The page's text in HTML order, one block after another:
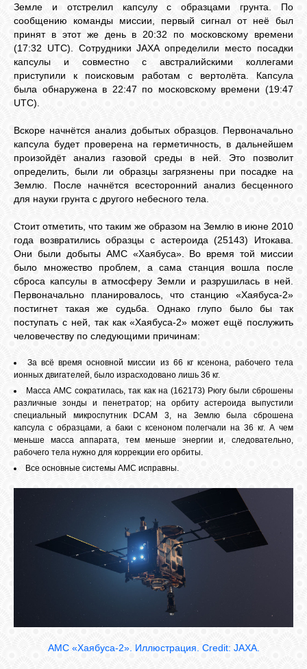
Земле и отстрелил капсулу с образцами грунта. По
сообщению команды миссии, первый сигнал от неё был
принят в этот же день в 20:32 по московскому времени
(17:32 UTC). Сотрудники JAXA определили место посадки
капсулы и совместно с австралийскими коллегами
приступили к поисковым работам с вертолёта. Капсула
была обнаружена в 22:47 по московскому времени (19:47
UTC).
Вскоре начнётся анализ добытых образцов. Первоначально
капсула будет проверена на герметичность, в дальнейшем
произойдёт анализ газовой среды в ней. Это позволит
определить, были ли образцы загрязнены при посадке на
Землю. После начнётся всесторонний анализ бесценного
для науки грунта с другого небесного тела.
Стоит отметить, что таким же образом на Землю в июне 2010
года возвратились образцы с астероида (25143) Итокава.
Они были добыты АМС «Хаябуса». Во время той миссии
было множество проблем, а сама станция вошла после
сброса капсулы в атмосферу Земли и разрушилась в ней.
Первоначально планировалось, что станцию «Хаябуса-2»
постигнет такая же судьба. Однако глупо было бы так
поступать с ней, так как «Хаябуса-2» может ещё послужить
человечеству по следующими причинам:
За всё время основной миссии из 66 кг ксенона, рабочего тела
ионных двигателей, было израсходовано лишь 36 кг.
Масса АМС сократилась, так как на (162173) Рюгу были сброшены
различные зонды и пенетратор; на орбиту астероида выпустили
специальный микроспутник DCAM 3, на Землю была сброшена
капсула с образцами, а баки с ксеноном полегчали на 36 кг. А чем
меньше масса аппарата, тем меньше энергии и, следовательно,
рабочего тела нужно для коррекции его орбиты.
Все основные системы АМС исправны.
АМС «Хаябуса-2». Иллюстрация. Сredit: JAXA.